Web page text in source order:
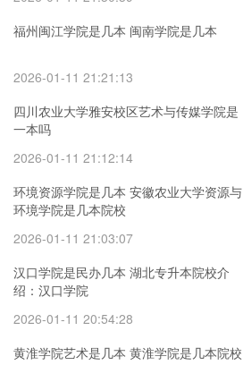
福州闽江学院是几本 闽南学院是几本
2026-01-11 21:21:13
四川农业大学雅安校区艺术与传媒学院是
一本吗
2026-01-11 21:12:14
环境资源学院是几本 安徽农业大学资源与
环境学院是几本院校
2026-01-11 21:03:07
汉口学院是民办几本 湖北专升本院校介
绍：汉口学院
2026-01-11 20:54:28
黄淮学院艺术是几本 黄淮学院是几本院校